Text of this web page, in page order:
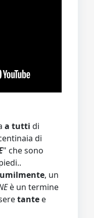
a tutti di
di
" che sono
umilmente, un
è un termine
tante e